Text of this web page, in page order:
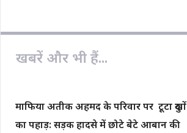
खबरें और भी हैं...
माफिया अतीक अहमद के परिवार पर टूटा दुखों
का पहाड़: सड़क हादसे में छोटे बेटे आबान की